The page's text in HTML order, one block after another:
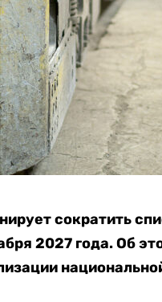
сократить
2027 года. Об